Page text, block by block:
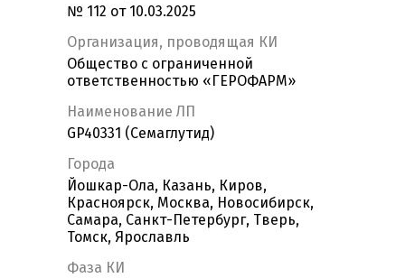
№ 112 от 10.03.2025
Организация, проводящая КИ
Общество с ограниченной
ответственностью «ГЕРОФАРМ»
Наименование ЛП
GP40331 (Семаглутид)
Города
Йошкар-Ола, Казань, Киров,
Красноярск, Москва, Новосибирск,
Самара, Санкт-Петербург, Тверь,
Томск, Ярославль
Фаза КИ